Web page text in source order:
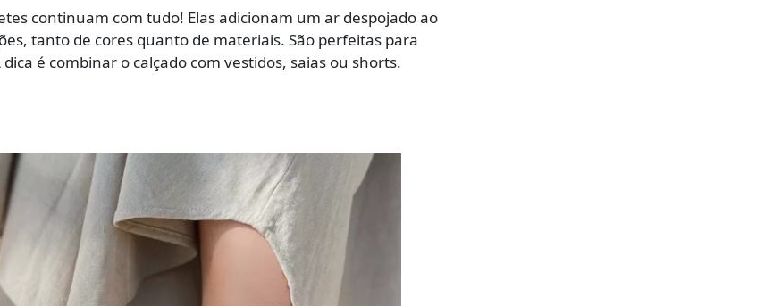
continuam com tudo! Elas adicionam um ar despojado ao
tanto de cores quanto de materiais. São perfeitas para
é combinar o calçado com vestidos, saias ou shorts.